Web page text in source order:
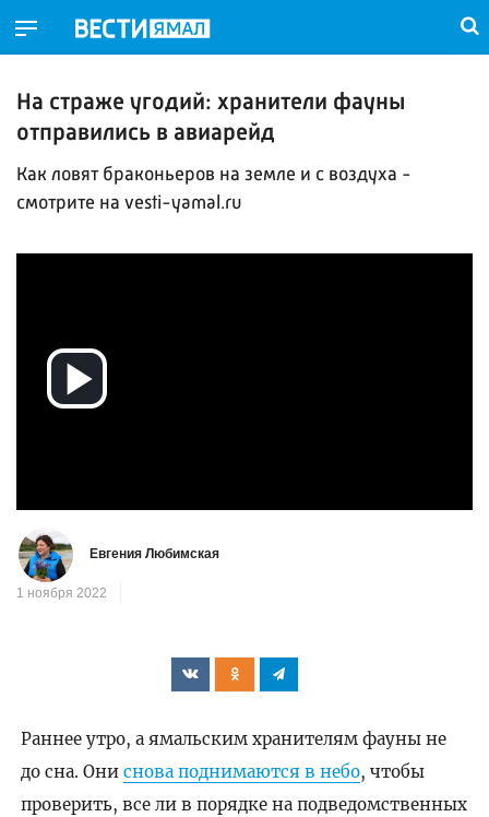
На страже угодий: хранители фауны
отправились в авиарейд
Как ловят браконьеров на земле и с воздуха -
смотрите на vesti-yamal.ru
Воспроизвести
видео
Евгения Любимская
1 ноября 2022
Раннее утро, а ямальским хранителям фауны не
до сна. Они снова поднимаются в небо, чтобы
проверить, все ли в порядке на подведомственных